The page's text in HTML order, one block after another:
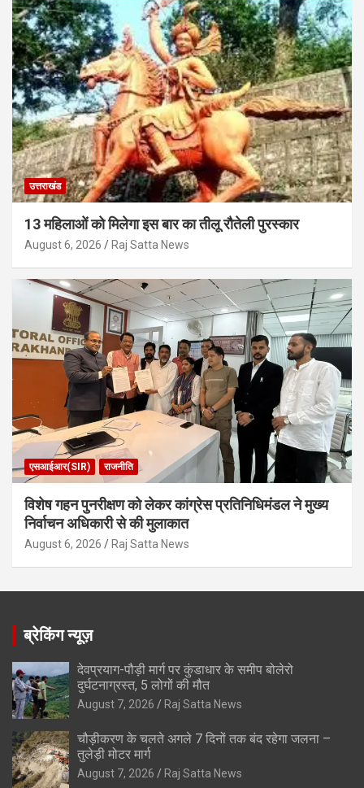
उत्तराखंड
13 महिलाओं को मिलेगा इस बार का तीलू रौतेली पुरस्कार
August 6, 2026 Raj Satta News
एसआईआर(SIR) राजनीति
विशेष गहन पुनरीक्षण को लेकर कांग्रेस प्रतिनिधिमंडल ने मुख्य
निर्वाचन अधिकारी से की मुलाकात
August 6, 2026 Raj Satta News
ब्रेकिंग न्यूज़
देवप्रयाग-पौड़ी मार्ग पर कुंडाधार के समीप बोलेरो
दुर्घटनाग्रस्त, 5 लोगों की मौत
August 7, 2026 Raj Satta News
चौड़ीकरण के चलते अगले 7 दिनों तक बंद रहेगा जलना –
तुलेड़ी मोटर मार्ग
August 7, 2026 Raj Satta News